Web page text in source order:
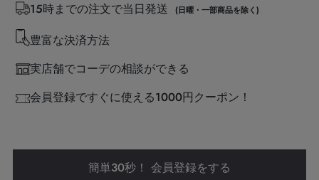
15時までの注文で当日発送
(日曜・一部商品を除く)
豊富な決済方法
実店舗でコーデの相談ができる
会員登録ですぐに使える1000円クーポン！
簡単30秒！ 会員登録をする